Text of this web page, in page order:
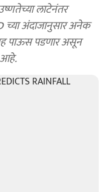
लाटेनंतर
च्या अंदाजानुसार अनेक
पाऊस पडणार असून
आहे.